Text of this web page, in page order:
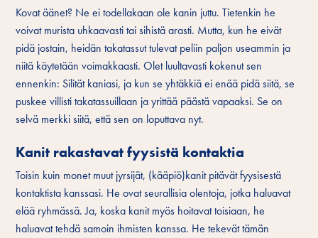
Kovat äänet? Ne ei todellakaan ole kanin juttu. Tietenkin he
voivat murista uhkaavasti tai sihistä arasti. Mutta, kun he eivät
pidä jostain, heidän takatassut tulevat peliin paljon useammin ja
niitä käytetään voimakkaasti. Olet luultavasti kokenut sen
ennenkin: Silität kaniasi, ja kun se yhtäkkiä ei enää pidä siitä, se
puskee villisti takatassuillaan ja yrittää päästä vapaaksi. Se on
selvä merkki siitä, että sen on loputtava nyt.
Kanit rakastavat fyysistä kontaktia
Toisin kuin monet muut jyrsijät, (kääpiö)kanit pitävät fyysisestä
kontaktista kanssasi. He ovat seurallisia olentoja, jotka haluavat
elää ryhmässä. Ja, koska kanit myös hoitavat toisiaan, he
haluavat tehdä samoin ihmisten kanssa. He tekevät tämän